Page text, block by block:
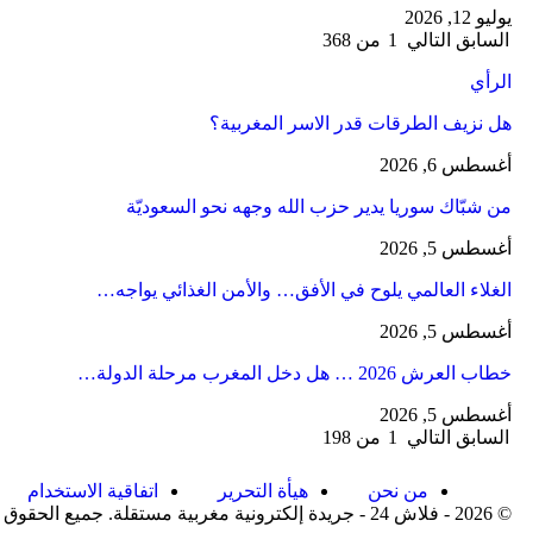
يوليو 12, 2026
السابق التالي 1 من 368
الرأي
هل نزيف الطرقات قدر الاسر المغربية؟
أغسطس 6, 2026
من شبّاك سوريا يدير حزب الله وجهه نحو السعوديّة
أغسطس 5, 2026
الغلاء العالمي يلوح في الأفق… والأمن الغذائي يواجه…
أغسطس 5, 2026
خطاب العرش 2026 … هل دخل المغرب مرحلة الدولة…
أغسطس 5, 2026
السابق التالي 1 من 198
من نحن هيأة التحرير اتفاقية الاستخدام
© 2026 - فلاش 24 - جريدة إلكترونية مغربية مستقلة. جميع الحقوق محفوظة.